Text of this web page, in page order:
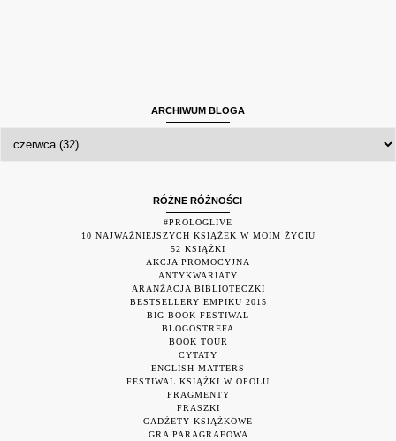
ARCHIWUM BLOGA
RÓŻNE RÓŻNOŚCI
#PROLOGLIVE
10 NAJWAŻNIEJSZYCH KSIĄŻEK W MOIM ŻYCIU
52 KSIĄŻKI
AKCJA PROMOCYJNA
ANTYKWARIATY
ARANŻACJA BIBLIOTECZKI
BESTSELLERY EMPIKU 2015
BIG BOOK FESTIWAL
BLOGOSTREFA
BOOK TOUR
CYTATY
ENGLISH MATTERS
FESTIWAL KSIĄŻKI W OPOLU
FRAGMENTY
FRASZKI
GADŻETY KSIĄŻKOWE
GRA PARAGRAFOWA